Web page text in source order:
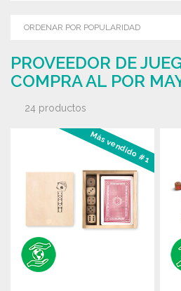
PROVEEDOR DE
COMPRA AL POR
24 productos
Más vendido #1